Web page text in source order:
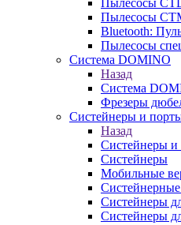
Пылесосы
Пылесосы
Bluetooth:
Пылесосы
Система DOMINO
Назад
Система
Фрезеры
Систейнеры и
Назад
Систейнеры и
Систейнеры
Мобильные
Систейнеры
Систейнеры